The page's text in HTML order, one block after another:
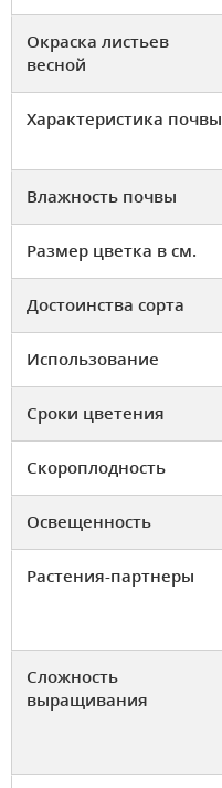
Окраска листьев
весной
Характеристика почвы
Влажность почвы
Размер цветка в см.
Достоинства сорта
Использование
Сроки цветения
Скороплодность
Освещенность
Растения-партнеры
Сложность
выращивания